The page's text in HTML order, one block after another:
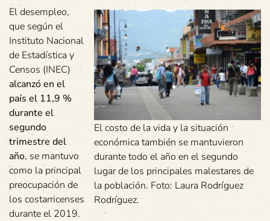
El costo de la vida y la situación
económica también se mantuvieron
durante todo el año en el segundo
lugar de los principales malestares de
la población. Foto: Laura Rodríguez
Rodríguez.
El desempleo,
que según el
Instituto Nacional
de Estadística y
Censos (INEC)
alcanzó en el
país el 11,9 %
durante el
segundo
trimestre del
año, se mantuvo
como la principal
preocupación de
los costarricenses
durante el 2019.